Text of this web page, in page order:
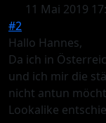
11 Mai 2019
#2
Hallo Hannes,
Da ich in
und ich mir die
nicht antun
Lookalike